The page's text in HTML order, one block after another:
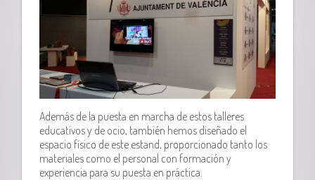
Además de la puesta en marcha de estos talleres
educativos y de ocio, también hemos diseñado el
espacio físico de este estand, proporcionado tanto los
materiales como el personal con formación y
experiencia para su puesta en práctica.